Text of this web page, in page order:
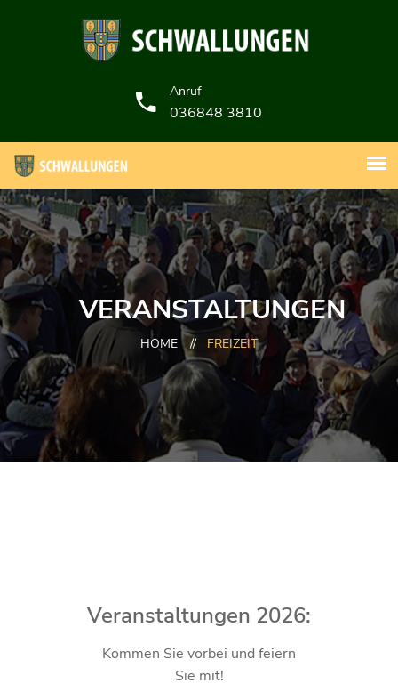
Anruf
036848 3810
VERANSTALTUNGEN
HOME // FREIZEIT
Veranstaltungen 2026:
Kommen Sie vorbei und feiern
Sie mit!